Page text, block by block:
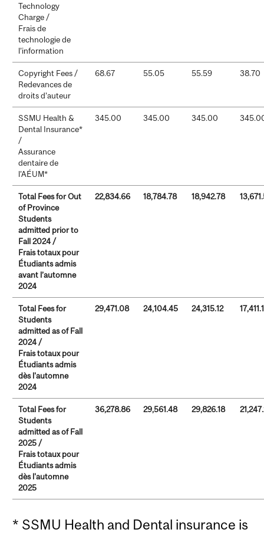
Technology
Charge /
Frais de
technologie de
l’information
Copyright Fees /
Redevances de
droits d’auteur
68.67 55.05 55.59 38.70
SSMU Health &
Dental Insurance*
/
Assurance
dentaire de
l’AÉUM*
345.00 345.00 345.00
Total Fees for Out
of Province
Students
admitted prior to
Fall 2024 /
Frais totaux pour
Étudiants admis
avant l’automne
2024
22,834.66 18,784.78 18,942.78
Total Fees for
Students
admitted as of Fall
2024 /
Frais totaux pour
Étudiants admis
dès l'automne
2024
29,471.08 24,104.45 24,315.12
Total Fees for
Students
admitted as of Fall
2025 /
Frais totaux pour
Étudiants admis
dès l'automne
2025
36,278.86 29,561.48 29,826.18
* SSMU Health and Dental insurance is